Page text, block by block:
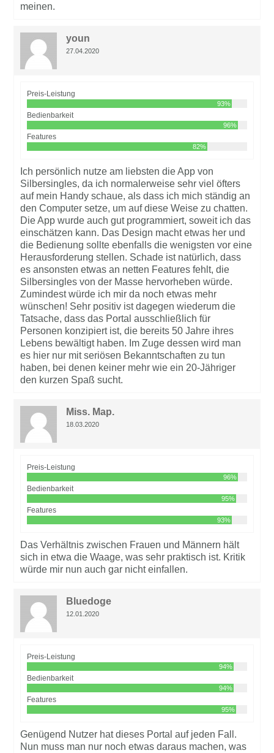
meinen.
youn
27.04.2020
Preis-Leistung
93%
Bedienbarkeit
96%
Features
82%
Ich persönlich nutze am liebsten die App von
Silbersingles, da ich normalerweise sehr viel öfters
auf mein Handy schaue, als dass ich mich ständig an
den Computer setze, um auf diese Weise zu chatten.
Die App wurde auch gut programmiert, soweit ich das
einschätzen kann. Das Design macht etwas her und
die Bedienung sollte ebenfalls die wenigsten vor eine
Herausforderung stellen. Schade ist natürlich, dass
es ansonsten etwas an netten Features fehlt, die
Silbersingles von der Masse hervorheben würde.
Zumindest würde ich mir da noch etwas mehr
wünschen! Sehr positiv ist dagegen wiederum die
Tatsache, dass das Portal ausschließlich für
Personen konzipiert ist, die bereits 50 Jahre ihres
Lebens bewältigt haben. Im Zuge dessen wird man
es hier nur mit seriösen Bekanntschaften zu tun
haben, bei denen keiner mehr wie ein 20-Jähriger
den kurzen Spaß sucht.
Miss. Map.
18.03.2020
Preis-Leistung
96%
Bedienbarkeit
95%
Features
93%
Das Verhältnis zwischen Frauen und Männern hält
sich in etwa die Waage, was sehr praktisch ist. Kritik
würde mir nun auch gar nicht einfallen.
Bluedoge
12.01.2020
Preis-Leistung
94%
Bedienbarkeit
94%
Features
95%
Genügend Nutzer hat dieses Portal auf jeden Fall.
Nun muss man nur noch etwas daraus machen, was